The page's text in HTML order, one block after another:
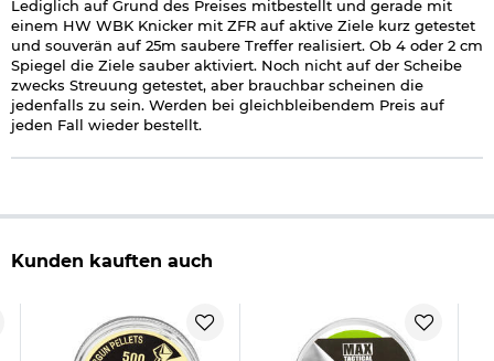
Lediglich auf Grund des Preises mitbestellt und gerade mit
einem HW WBK Knicker mit ZFR auf aktive Ziele kurz getestet
und souverän auf 25m saubere Treffer realisiert. Ob 4 oder 2 cm
Spiegel die Ziele sauber aktiviert. Noch nicht auf der Scheibe
zwecks Streuung getestet, aber brauchbar scheinen die
jedenfalls zu sein. Werden bei gleichbleibendem Preis auf
jeden Fall wieder bestellt.
Kunden kauften auch